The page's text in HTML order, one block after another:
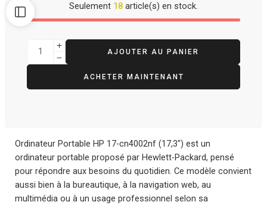
Seulement 18 article(s) en stock.
AJOUTER AU PANIER
ACHETER MAINTENANT
Ordinateur Portable HP 17-cn4002nf (17,3″) est un
ordinateur portable proposé par Hewlett-Packard, pensé
pour répondre aux besoins du quotidien. Ce modèle convient
aussi bien à la bureautique, à la navigation web, au
multimédia ou à un usage professionnel selon sa